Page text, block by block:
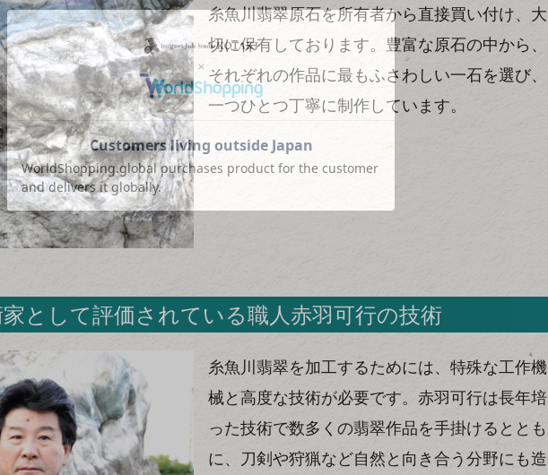
糸魚川翡翠原石を所有者から直接買い付け、大
切に保有しております。豊富な原石の中から、
それぞれの作品に最もふさわしい一石を選び、
一つひとつ丁寧に制作しています。
として評価されている職人赤羽可行の技術
糸魚川翡翠を加工するためには、特殊な工作機
械と高度な技術が必要です。赤羽可行は長年培
った技術で数多くの翡翠作品を手掛けるととも
に、刀剣や狩猟など自然と向き合う分野にも造